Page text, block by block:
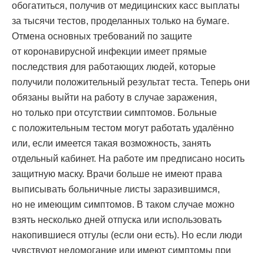
обогатиться, получив от медицинских касс выплаты
за тысячи тестов, проделанных только на бумаге.
Отмена основных требований по защите
от коронавирусной инфекции имеет прямые
последствия для работающих людей, которые
получили положительный результат теста. Теперь они
обязаны выйти на работу в случае заражения,
но только при отсутствии симптомов. Больные
с положительным тестом могут работать удалённо
или, если имеется такая возможность, занять
отдельный кабинет. На работе им предписано носить
защитную маску. Врачи больше не имеют права
выписывать больничные листы заразившимся,
но не имеющим симптомов. В таком случае можно
взять несколько дней отпуска или использовать
накопившиеся отгулы (если они есть). Но если люди
чувствуют недомогание или имеют симптомы при